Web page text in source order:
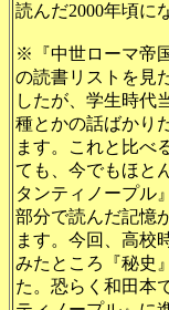
読んだ2000年頃に
※『中世ローマ帝
の読書リストを見
したが、学生時代
種とかの話ばかり
ます。これと比べ
ても、今でもほと
タンティノープル
部分で読んだ記憶
ます。今回、高校
みたところ『秘史
た。恐らく和田本